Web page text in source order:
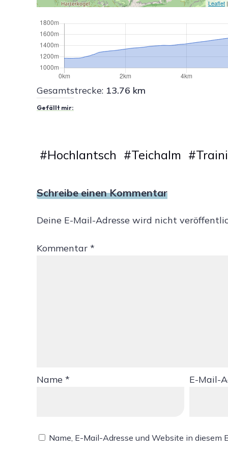
Leaflet
Gesamtstrecke: 13.76 km
Gefällt mir:
#Hochlantsch #Teichalm #
Schreibe einen Kommentar
Deine E-Mail-Adresse wird nicht
Kommentar *
Name * E-Mail-
Name, E-Mail-Adresse und Website in